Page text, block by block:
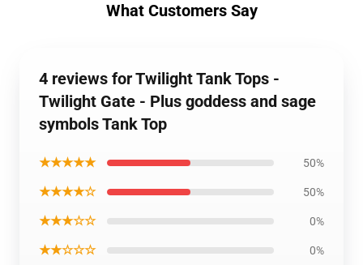
What Customers Say
4 reviews for Twilight Tank Tops -
Twilight Gate - Plus goddess and sage
symbols Tank Top
★★★★★ 50%
★★★★☆ 50%
★★★☆☆ 0%
★★☆☆☆ 0%